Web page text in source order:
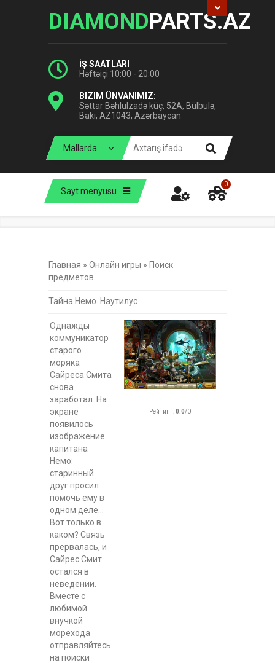
DIAMONDPARTS.AZ
İŞ SAATLARI
Həftəiçi 10:00 - 20:00
BIZIM ÜNVANIMIZ:
Səttar Bəhlulzadə küç, 52A, Bülbulə,
Bakı, AZ1043, Azərbaycan
Sayt menyusu
0
Главная » Онлайн игры » Поиск
предметов
Тайна Немо. Наутилус
Однажды
коммуникатор
старого
моряка
Сайреса Смита
снова
заработал. На
экране
появилось
изображение
капитана
Немо:
старинный
друг просил
помочь ему в
одном деле...
Вот только в
каком? Связь
прервалась, и
Сайрес Смит
остался в
неведении.
Вместе с
любимой
внучкой
морехода
отправляйтесь
на поиски
Рейтинг:0.0/0